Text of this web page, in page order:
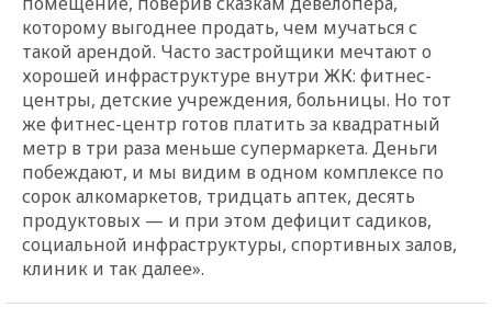
которому выгоднее продать, чем мучаться с
такой арендой. Часто застройщики мечтают о
хорошей инфраструктуре внутри ЖК: фитнес-
центры, детские учреждения, больницы. Но тот
же фитнес-центр готов платить за квадратный
метр в три раза меньше супермаркета. Деньги
побеждают, и мы видим в одном комплексе по
сорок алкомаркетов, тридцать аптек, десять
продуктовых — и при этом дефицит садиков,
социальной инфраструктуры, спортивных залов,
клиник и так далее».